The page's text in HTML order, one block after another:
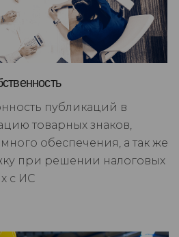
публикаций в
товарных знаков,
обеспечения, а так же
при решении налоговых
с ИС